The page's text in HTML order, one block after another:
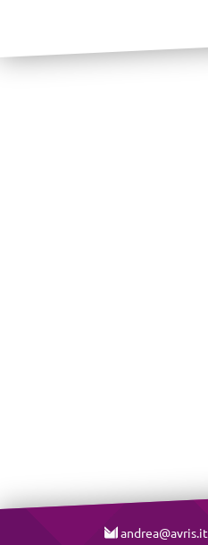
andrea@avris.it